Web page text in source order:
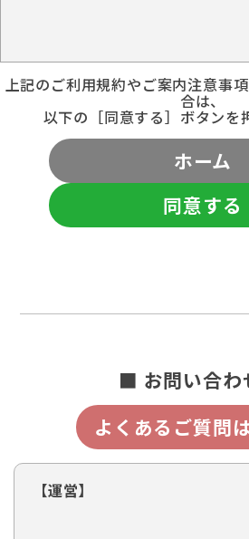
上記のご利用規約やご案内注意事
合は、
以下の［同意する］ボタンを
ホーム
同意する
■ お問い合
よくあるご質問
【運営】